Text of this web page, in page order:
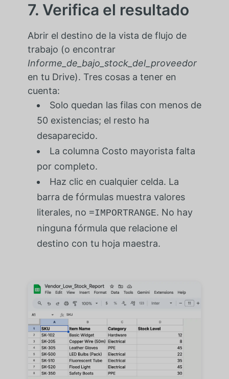
7. Verifica el resultado
Abrir el destino de la vista de flujo de
trabajo (o encontrar
Informe_de_bajo_stock_del_proveedor
en tu Drive). Tres cosas a tener en
cuenta:
Solo quedan las filas con menos de
50 existencias; el resto ha
desaparecido.
La columna Costo mayorista falta
por completo.
Haz clic en cualquier celda. La
barra de fórmulas muestra valores
literales, no =IMPORTRANGE. No hay
ninguna fórmula que relacione el
destino con tu hoja maestra.